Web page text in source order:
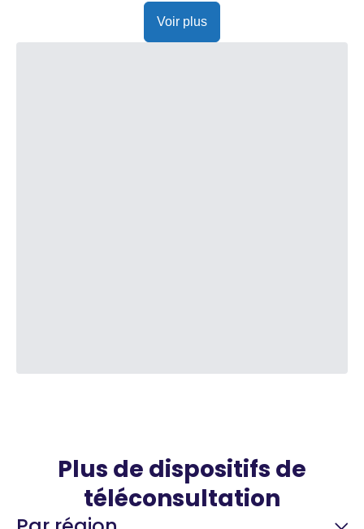
Voir plus
Plus de dispositifs de
téléconsultation